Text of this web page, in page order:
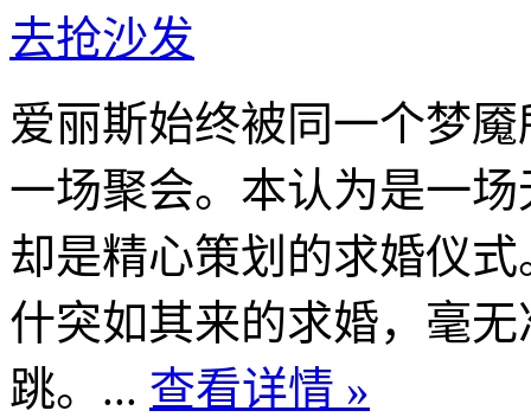
去抢沙发
爱丽斯始终被同一个梦
一场聚会。本认为是一
却是精心策划的求婚仪
什突如其来的求婚，毫
跳。... 查看详情 »